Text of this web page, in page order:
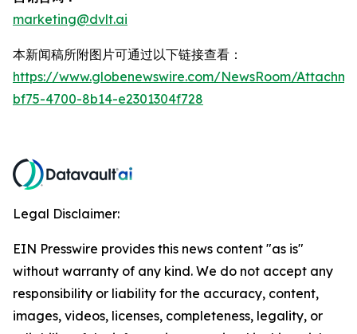
marketing@dvlt.ai
本新闻稿所附图片可通过以下链接查看：
https://www.globenewswire.com/NewsRoom/
bf75-4700-8b14-e2301304f728
Legal Disclaimer:
EIN Presswire provides this news content "as is"
without warranty of any kind. We do not accept any
responsibility or liability for the accuracy, content,
images, videos, licenses, completeness, legality, or